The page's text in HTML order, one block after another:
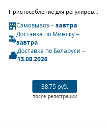
Самовывоз –завтра
Доставка по Минску –
завтра
Доставка по Беларуси –
13.08.2026
38.75 руб.
после регистрации